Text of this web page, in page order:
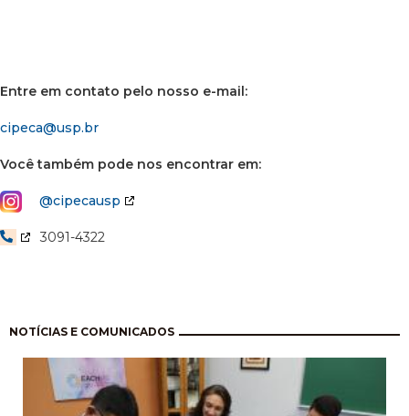
Entre em contato pelo nosso e-mail:
cipeca@usp.br
Você também pode nos encontrar em:
@cipecausp
3091-4322
NOTÍCIAS E COMUNICADOS
Pagination